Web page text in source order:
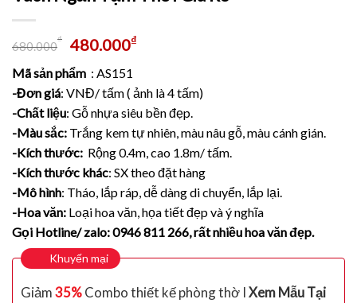
680.000
₫ 480.000₫
Mã sản phẩm : AS151
-Đơn giá: VNĐ/ tấm ( ảnh là 4 tấm)
-Chất liệu: Gỗ nhựa siêu bền đẹp.
-Màu sắc: Trắng kem tự nhiên, màu nâu gỗ, màu cánh gián.
-Kích thước: Rộng 0.4m, cao 1.8m/ tấm.
-Kích thước khác: SX theo đặt hàng
-Mô hình: Tháo, lắp ráp, dễ dàng di chuyển, lắp lại.
-Hoa văn: Loại hoa văn, họa tiết đẹp và ý nghĩa
Gọi Hotline/ zalo: 0946 811 266, rất nhiều hoa văn đẹp.
Khuyến mại
Giảm35%Combo thiết kế phòng thờ IXem Mẫu Tại